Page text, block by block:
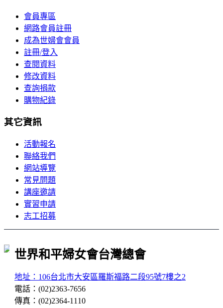
會員專區
網路會員註冊
成為世婦會會員
註冊/登入
查閱資料
修改資料
查詢捐款
購物紀錄
其它資訊
活動報名
聯絡我們
網站導覽
常見問題
講座邀請
實習申請
志工招募
世界和平婦女會台灣總會
地址：106台北市大安區羅斯福路二段95號7樓之2
電話： (02)2363-7656
傳真： (02)2364-1110